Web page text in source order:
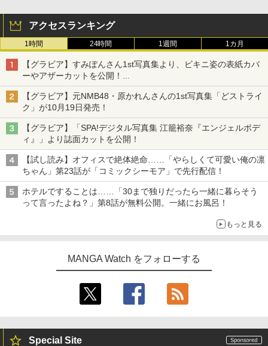
アクセスランキング
1時間 24時間 1週間 1カ月
【グラビア】すみぽんさん1st写真集より、ビキニ姿の表紙カバ
ーやアザーカットを公開！
タイトルは「offcourt（オフコート）」に決定
【グラビア】元NMB48・原かれんさんの1st写真集「どストライ
ク」が10月19日発売！
【グラビア】「SPA!デジタル写真集 江籠裕奈『エンジェルボデ
ィ』」より誌面カットを公開！
【試し読み】オフィスで絶体絶命……「やらしくて可愛い俺の凛
ちゃん」第23話が「コミックシーモア」で先行配信！
ホテルですることは……「30まで独りだったら一緒に暮らそう
って言ったよね？」第8話が無料公開。一緒にお風呂！
もっと見る
MANGA Watch をフォローする
Special Site